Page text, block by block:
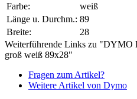
Farbe:
weiß
Länge u. Durchm.: 89
Breite:
28
Weiterführende Links zu "DYMO
groß weiß 89x28"
Fragen zum Artikel?
Weitere Artikel von Dymo